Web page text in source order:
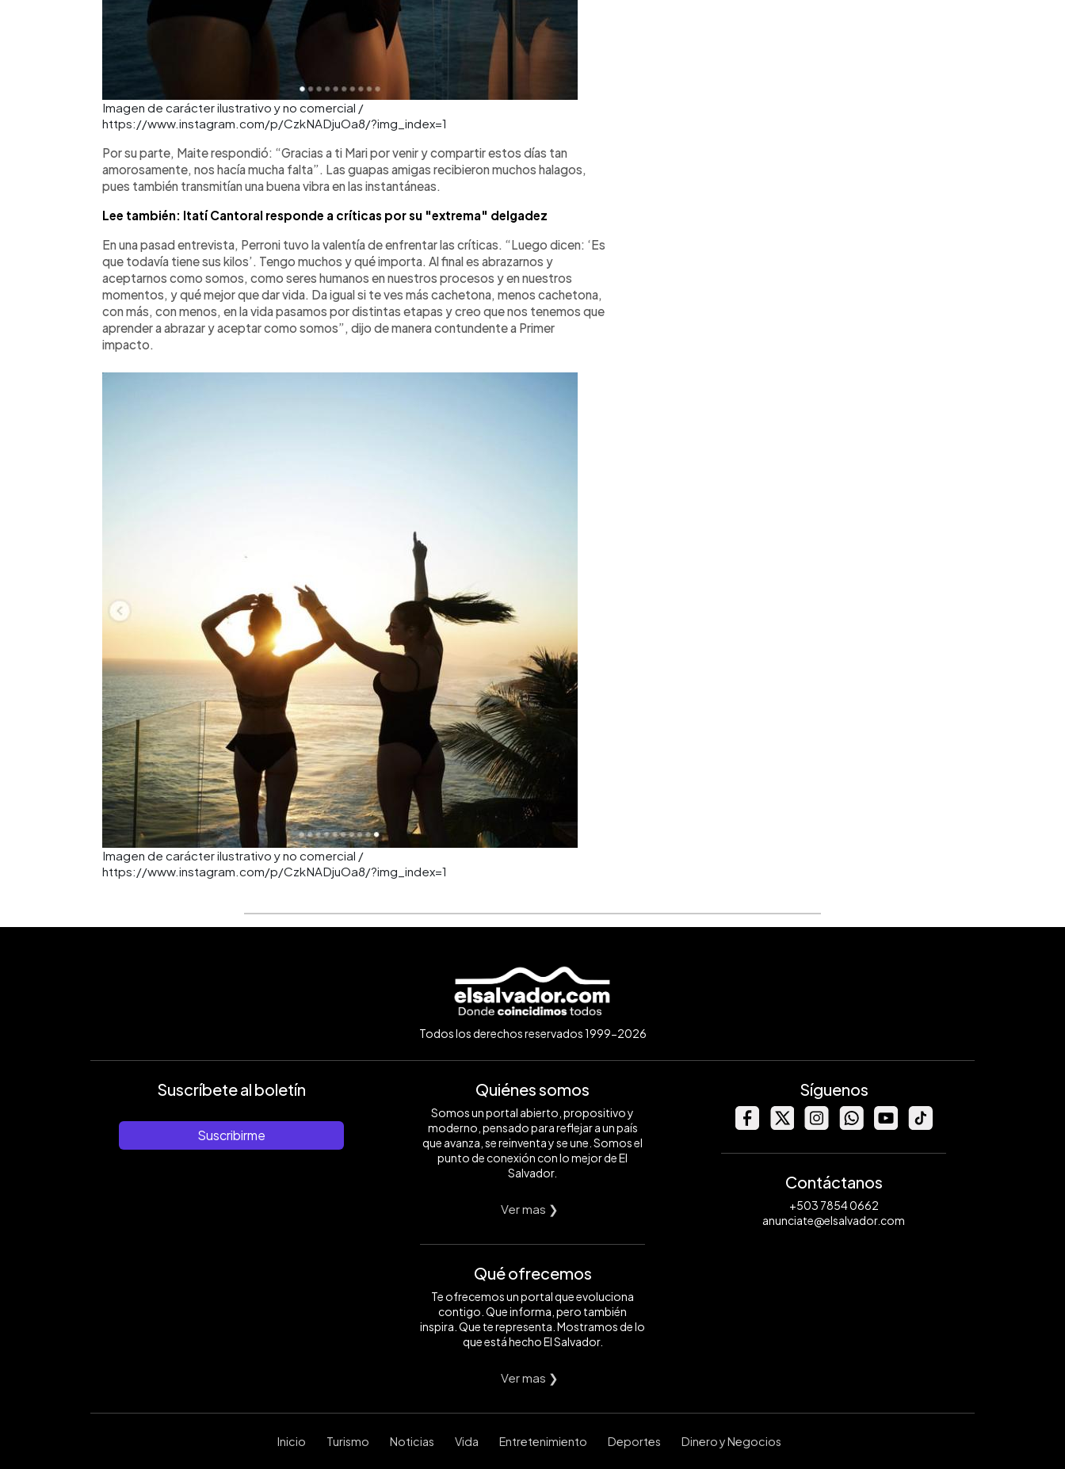
Imagen de carácter ilustrativo y no comercial /
https://www.instagram.com/p/CzkNADjuOa8/?img_index=1
Por su parte, Maite respondió: “Gracias a ti Mari por venir y compartir estos días tan
amorosamente, nos hacía mucha falta”. Las guapas amigas recibieron muchos halagos,
pues también transmitían una buena vibra en las instantáneas.
Lee también: Itatí Cantoral responde a críticas por su "extrema" delgadez
En una pasad entrevista, Perroni tuvo la valentía de enfrentar las críticas. “Luego dicen: ‘Es
que todavía tiene sus kilos’. Tengo muchos y qué importa. Al final es abrazarnos y
aceptarnos como somos, como seres humanos en nuestros procesos y en nuestros
momentos, y qué mejor que dar vida. Da igual si te ves más cachetona, menos cachetona,
con más, con menos, en la vida pasamos por distintas etapas y creo que nos tenemos que
aprender a abrazar y aceptar como somos”, dijo de manera contundente a Primer
impacto.
Imagen de carácter ilustrativo y no comercial /
https://www.instagram.com/p/CzkNADjuOa8/?img_index=1
Todos los derechos reservados 1999-2026
Suscríbete al boletín
Suscribirme
Quiénes somos
Somos un portal abierto, propositivo y
moderno, pensado para reflejar a un país
que avanza, se reinventa y se une. Somos el
punto de conexión con lo mejor de El
Salvador.
Ver mas ❯
Qué ofrecemos
Te ofrecemos un portal que evoluciona
contigo. Que informa, pero también
inspira. Que te representa. Mostramos de lo
que está hecho El Salvador.
Ver mas ❯
Síguenos
Contáctanos
+503 7854 0662
anunciate@elsalvador.com
Inicio Turismo Noticias Vida Entretenimiento Deportes Dinero y Negocios